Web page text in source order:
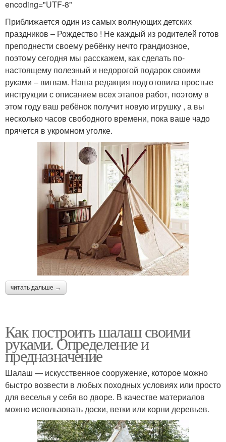
encoding="UTF-8"
Приближается один из самых волнующих детских
праздников – Рождество ! Не каждый из родителей готов
преподнести своему ребёнку нечто грандиозное,
поэтому сегодня мы расскажем, как сделать по-
настоящему полезный и недорогой подарок своими
руками – вигвам. Наша редакция подготовила простые
инструкции с описанием всех этапов работ, поэтому в
этом году ваш ребёнок получит новую игрушку , а вы
несколько часов свободного времени, пока ваше чадо
прячется в укромном уголке.
читать дальше →
Как построить шалаш своими
руками. Определение и
предназначение
Шалаш — искусственное сооружение, которое можно
быстро возвести в любых походных условиях или просто
для веселья у себя во дворе. В качестве материалов
можно использовать доски, ветки или корни деревьев.